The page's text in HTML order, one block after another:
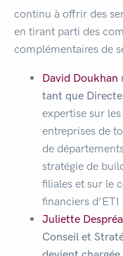
continu à offrir des
en tirant parti des
complémentaires de
David Doukhan
tant que
expertise sur
entreprises de
de
stratégie de
filiales et sur le
financiers
Juliette
Conseil et